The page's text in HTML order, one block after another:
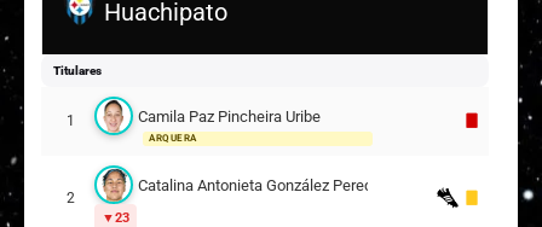
Huachipato
Titulares
1 Camila Paz Pincheira Uribe
ARQUERA
2
Catalina Antonieta González Peredo
23